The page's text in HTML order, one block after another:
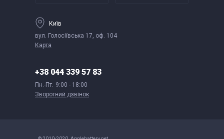
Київ
вул. Голосіївська 17, оф. 104
Карта
+38 044 339 57 83
Пн.-Пт. 9:00 - 18:00
Зворотний дзвінок